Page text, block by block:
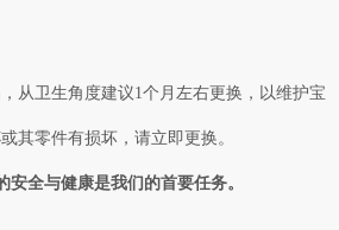
从卫生角度建议1个月左右更换，以维护宝
其零件有损坏，请立即更换。
安全与健康是我们的首要任务。